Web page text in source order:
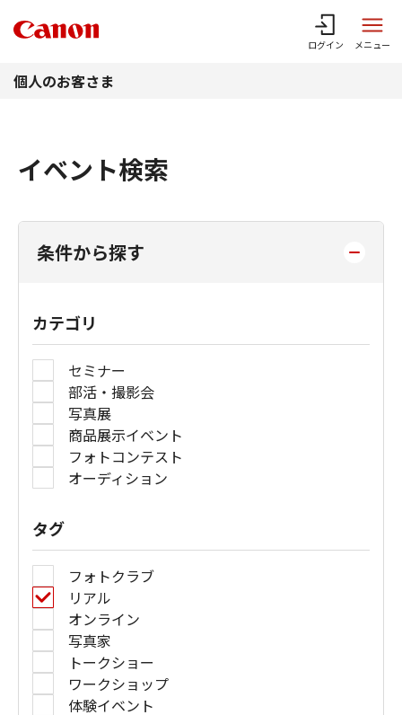
ログイン メニュー
個人のお客さま
イベント検索
条件から探す
カテゴリ
セミナー
部活・撮影会
写真展
商品展示イベント
フォトコンテスト
オーディション
タグ
フォトクラブ
リアル
オンライン
写真家
トークショー
ワークショップ
体験イベント